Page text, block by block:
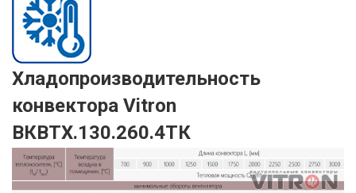
Хладопроизводительность
конвектора Vitron
ВКВТХ.130.260.4ТК